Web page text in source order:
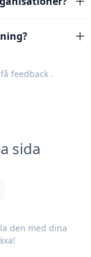
feedback .
sida
den med dina